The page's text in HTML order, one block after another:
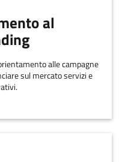
al
alle campagne
sul mercato servizi e